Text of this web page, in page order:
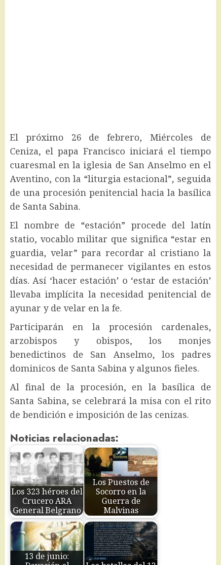
El próximo 26 de febrero, Miércoles de
Ceniza, el papa Francisco iniciará el tiempo
cuaresmal en la iglesia de San Anselmo en el
Aventino, con la “liturgia estacional”, seguida
de una procesión penitencial hacia la basílica
de Santa Sabina.
El nombre de “estación” procede del latín
statio, vocablo militar que significa “estar en
guardia, velar” para recordar al cristiano la
necesidad de permanecer vigilantes en estos
días. Así ‘hacer estación’ o ‘estar de estación’
llevaba implícita la necesidad penitencial de
ayunar y de velar en la fe.
Participarán en la procesión cardenales,
arzobispos y obispos, los monjes
benedictinos de San Anselmo, los padres
dominicos de Santa Sabina y algunos fieles.
Al final de la procesión, en la basílica de
Santa Sabina, se celebrará la misa con el rito
de bendición e imposición de las cenizas.
Noticias relacionadas:
Los 323 héroes del
Crucero ARA
General Belgrano
Los Puestos de
Socorro en la
Guerra de
Malvinas
13 de junio: